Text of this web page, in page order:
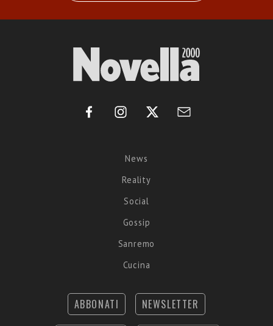
News
Reality
Social
Gossip
Sanremo
Cucina
ABBONATI NEWSLETTER